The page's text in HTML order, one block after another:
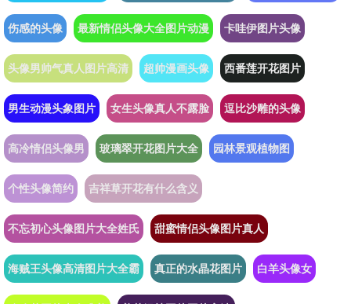
伤感的头像 最新情侣头像大全图片动漫 卡哇伊图片头像
头像男帅气真人图片高清 超帅漫画头像 西番莲开花图片
男生动漫头象图片 女生头像真人不露脸 逗比沙雕的头像
高冷情侣头像男 玻璃翠开花图片大全 园林景观植物图
个性头像简约 吉祥草开花有什么含义
不忘初心头像图片大全姓氏 甜蜜情侣头像图片真人
海贼王头像高清图片大全霸 真正的水晶花图片 白羊头像女